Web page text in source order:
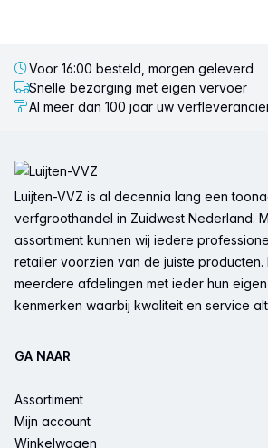
Voor 16:00 besteld, morgen geleverd
Snelle bezorging met eigen vervoer
Al meer dan 100 jaar uw
Luijten-VVZ is al decennia lang een
verfgroothandel in Zuidwest Nederland.
assortiment kunnen wij iedere
retailer voorzien van de juiste producten.
meerdere afdelingen met ieder hun
kenmerken waarbij kwaliteit en service
GA NAAR
Assortiment
Mijn account
Winkelwagen